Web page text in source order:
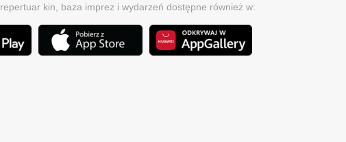
repertuar kin, baza imprez i wydarzeń dostępne również w: